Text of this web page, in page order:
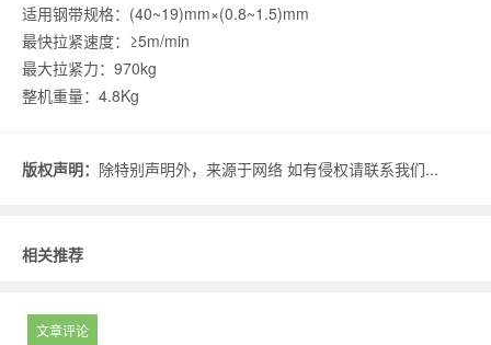
适用钢带规格：(40~19)mm×(0.8~1.5)mm
最快拉紧速度：≥5m/min
最大拉紧力：970kg
整机重量：4.8Kg
版权声明： 除特别声明外，来源于网络 如有侵权请联系我们...
相关推荐
文章评论